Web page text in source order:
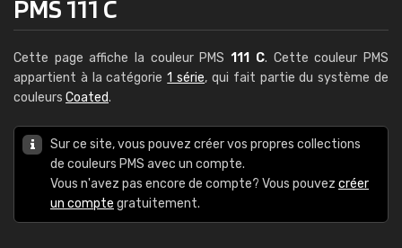
PMS 111 C
Cette page affiche la couleur PMS111 C. Cette couleur PMS
appartient à la catégorie1 série, qui fait partie du système de
couleurs Coated.
Sur ce site, vous pouvez créer vos propres collections
de couleurs PMS avec un compte.
Vous n'avez pas encore de compte? Vous pouvez créer
un compte gratuitement.